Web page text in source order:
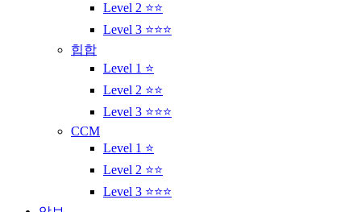
Level 2 ⭐⭐
Level 3 ⭐⭐⭐
힙합
Level 1 ⭐
Level 2 ⭐⭐
Level 3 ⭐⭐⭐
CCM
Level 1 ⭐
Level 2 ⭐⭐
Level 3 ⭐⭐⭐